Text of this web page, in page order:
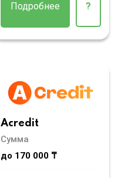
Подробнее ?
Acredit
Сумма
до 170 000 ₸